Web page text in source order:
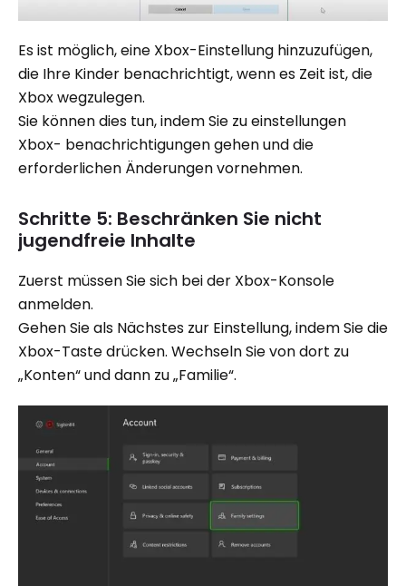
Es ist möglich, eine Xbox-Einstellung hinzuzufügen,
die Ihre Kinder benachrichtigt, wenn es Zeit ist, die
Xbox wegzulegen.
Sie können dies tun, indem Sie zu einstellungen
Xbox- benachrichtigungen gehen und die
erforderlichen Änderungen vornehmen.
Schritte 5: Beschränken Sie nicht
jugendfreie Inhalte
Zuerst müssen Sie sich bei der Xbox-Konsole
anmelden.
Gehen Sie als Nächstes zur Einstellung, indem Sie die
Xbox-Taste drücken. Wechseln Sie von dort zu
„Konten“ und dann zu „Familie“.